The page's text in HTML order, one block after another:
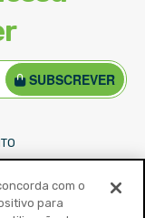
SUBSCREVER
com o
para